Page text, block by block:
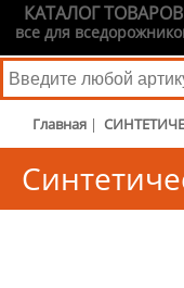
КАТАЛОГ ТОВАРОВ
все для
Главная |